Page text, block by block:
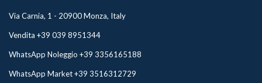
Via Carnia, 1 - 20900 Monza, Italy
Vendita +39 039 8951344
WhatsApp Noleggio +39 3356165188
WhatsApp Market +39 3516312729